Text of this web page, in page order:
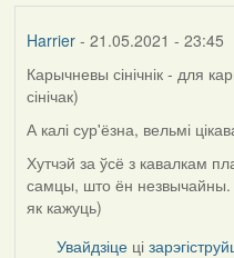
Harrier- 21.05.2021 - 23:45
Карычневы сінічнік - для
сінічак)
А калі сур'ёзна, вельмі
Хутчэй за ўсё з кавалкам
самцы, што ён незвычайны.
як кажуць)
Увайдзіце ці